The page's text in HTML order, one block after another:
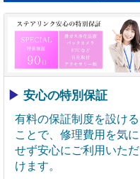
▶ 安心の特別保証
有料の保証制度を設ける
ことで、修理費用を気に
せず安心にご利用いただ
けます。